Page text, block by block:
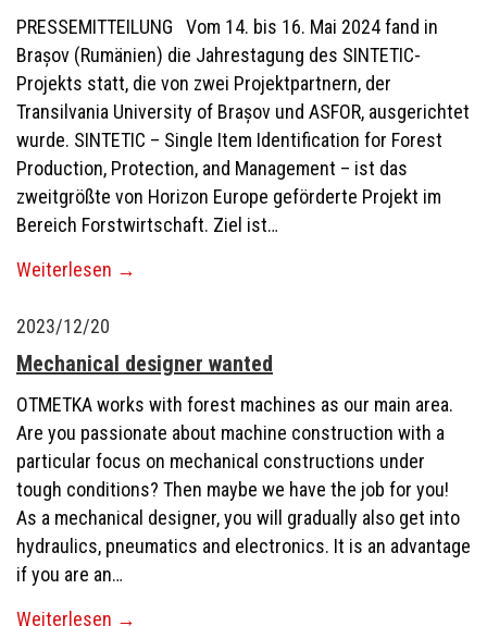
PRESSEMITTEILUNG Vom 14. bis 16. Mai 2024 fand in
Brașov (Rumänien) die Jahrestagung des SINTETIC-
Projekts statt, die von zwei Projektpartnern, der
Transilvania University of Brașov und ASFOR, ausgerichtet
wurde. SINTETIC – Single Item Identification for Forest
Production, Protection, and Management – ​​ist das
zweitgrößte von Horizon Europe geförderte Projekt im
Bereich Forstwirtschaft. Ziel ist…
Weiterlesen →
2023/12/20
Mechanical designer wanted
OTMETKA works with forest machines as our main area.
Are you passionate about machine construction with a
particular focus on mechanical constructions under
tough conditions? Then maybe we have the job for you!
As a mechanical designer, you will gradually also get into
hydraulics, pneumatics and electronics. It is an advantage
if you are an…
Weiterlesen →